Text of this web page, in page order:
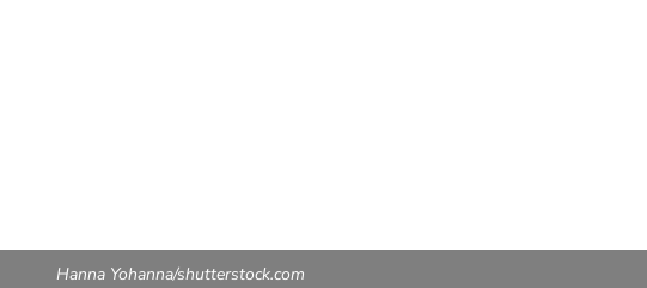
Hanna Yohanna/shutterstock.com